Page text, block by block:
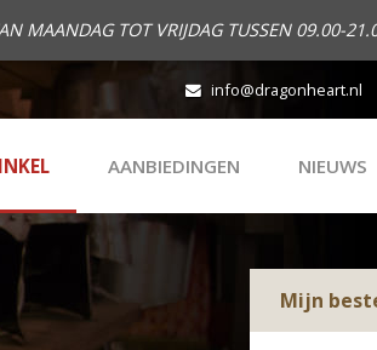
MAANDAG TOT VRIJDAG TUSSEN 09.00-
info@dragonheart.nl
AANBIEDINGEN NIEUWS
Mijn